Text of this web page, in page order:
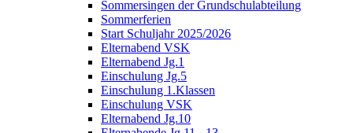
Sommersingen der Grundschulabteilung
Sommerferien
Start Schuljahr 2025/2026
Elternabend VSK
Elternabend Jg.1
Einschulung Jg.5
Einschulung 1.Klassen
Einschulung VSK
Elternabend Jg.10